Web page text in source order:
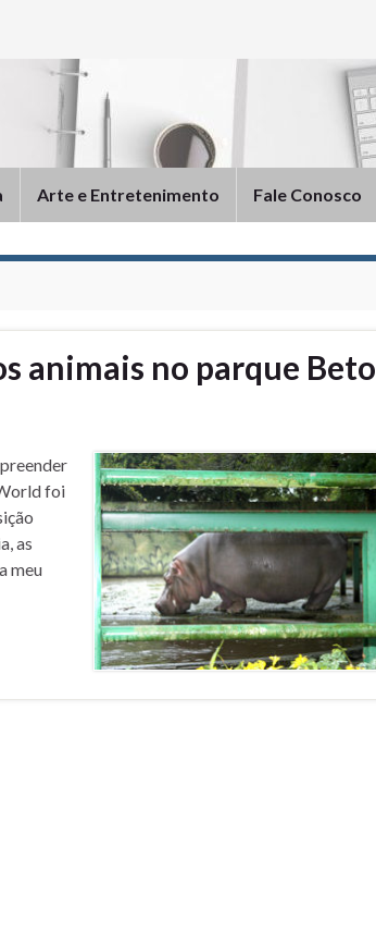
Arte e Entretenimento Fale Conosco
animais no parque Beto
foi
as
meu